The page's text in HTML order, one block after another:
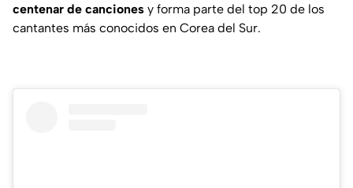
centenar de canciones y forma parte del top 20 de los
cantantes más conocidos en Corea del Sur.